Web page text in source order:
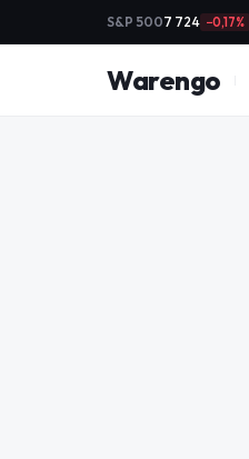
S&P 5007 724 −0,17%
Warengo